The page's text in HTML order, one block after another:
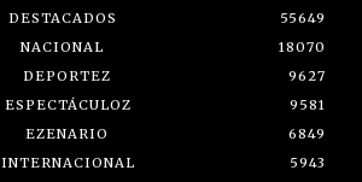
DESTACADOS
55649
NACIONAL
18070
DEPORTEZ
9627
ESPECTÁCULOZ
9581
EZENARIO
6849
INTERNACIONAL
5943